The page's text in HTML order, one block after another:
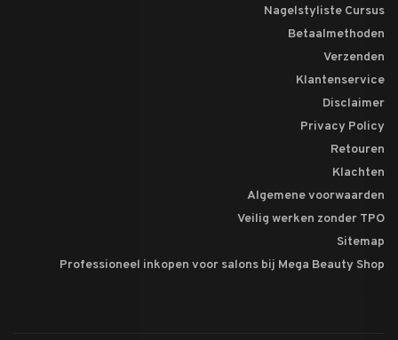
Nagelstyliste Cursus
Betaalmethoden
Verzenden
Klantenservice
Disclaimer
Privacy Policy
Retouren
Klachten
Algemene voorwaarden
Veilig werken zonder TPO
Sitemap
Professioneel inkopen voor salons bij Mega Beauty Shop